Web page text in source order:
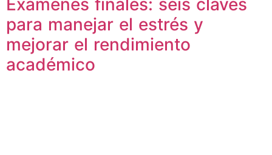
Exámenes finales: seis claves
para manejar el estrés y
mejorar el rendimiento
académico